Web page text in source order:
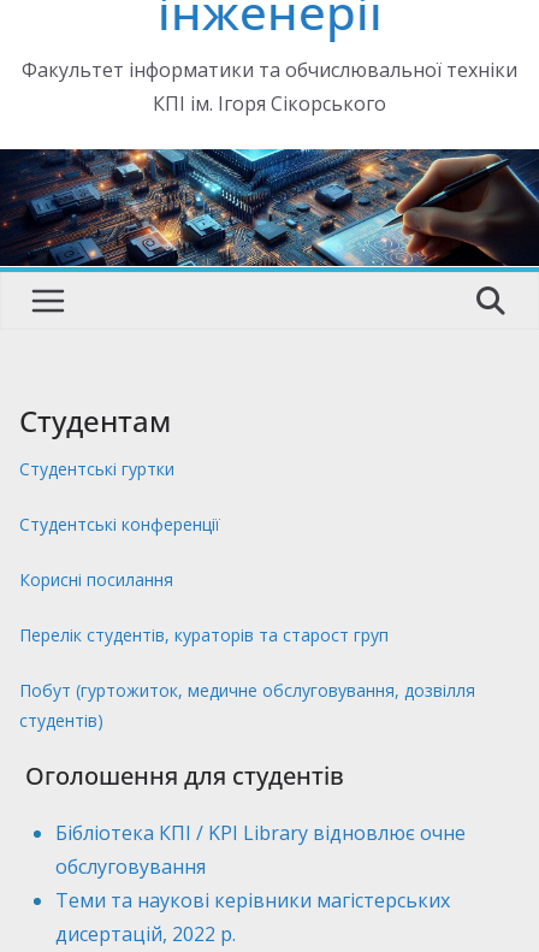
Факультет інформатики та обчислювальної техніки
КПІ ім. Ігоря Сікорського
Студентам
Студентські гуртки
Студентські конференції
Корисні посилання
Перелік студентів, кураторів та старост груп
Побут (гуртожиток, медичне обслуговування, дозвілля
студентів)
Оголошення для студентів
Бібліотека КПІ / KPI Library відновлює очне
обслуговування
Теми та наукові керівники магістерських
дисертацій, 2022 р.